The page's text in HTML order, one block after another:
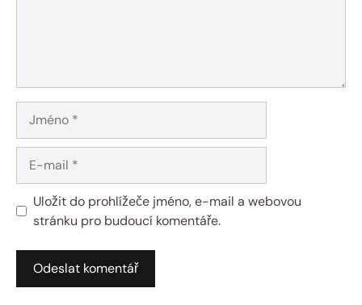
mail
Uložit do prohlížeče jméno, e-mail a webovou
stránku pro budoucí komentáře.